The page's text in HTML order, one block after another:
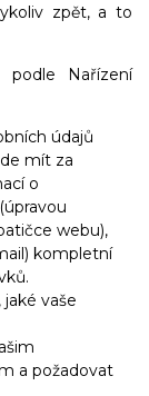
zpět, a to
podle Nařízení
údajů
mít za
o
webu),
kompletní
vaše
a požadovat